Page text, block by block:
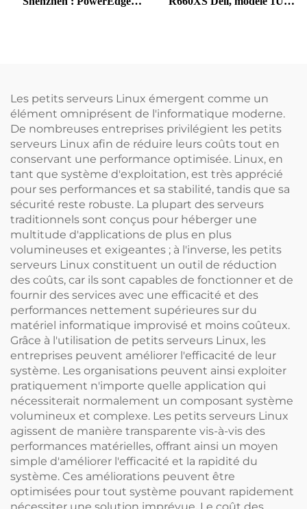
Les petits serveurs Linux émergent comme un
élément omniprésent de l'informatique moderne.
De nombreuses entreprises privilégient les petits
serveurs Linux afin de réduire leurs coûts tout en
conservant une performance optimisée. Linux, en
tant que système d'exploitation, est très apprécié
pour ses performances et sa stabilité, tandis que sa
sécurité reste robuste. La plupart des serveurs
traditionnels sont conçus pour héberger une
multitude d'applications de plus en plus
volumineuses et exigeantes ; à l'inverse, les petits
serveurs Linux constituent un outil de réduction
des coûts, car ils sont capables de fonctionner et de
fournir des services avec une efficacité et des
performances nettement supérieures sur du
matériel informatique improvisé et moins coûteux.
Grâce à l'utilisation de petits serveurs Linux, les
entreprises peuvent améliorer l'efficacité de leur
système. Les organisations peuvent ainsi exploiter
pratiquement n'importe quelle application qui
nécessiterait normalement un composant système
volumineux et complexe. Les petits serveurs Linux
agissent de manière transparente vis-à-vis des
performances matérielles, offrant ainsi un moyen
simple d'améliorer l'efficacité et la rapidité du
système. Ces améliorations peuvent être
optimisées pour tout système pouvant rapidement